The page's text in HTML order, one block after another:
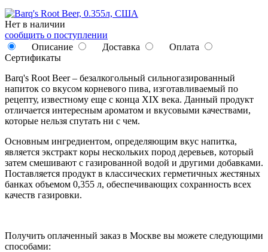
Нет в наличии
сообщить о поступлении
Описание
Доставка
Оплата
Сертификаты
Barq's Root Beer – безалкогольный сильногазированный
напиток со вкусом корневого пива, изготавливаемый по
рецепту, известному еще с конца XIX века. Данный продукт
отличается интересным ароматом и вкусовыми качествами,
которые нельзя спутать ни с чем.
Основным ингредиентом, определяющим вкус напитка,
является экстракт коры нескольких пород деревьев, который
затем смешивают с газированной водой и другими добавками.
Поставляется продукт в классических герметичных жестяных
банках объемом 0,355 л, обеспечивающих сохранность всех
качеств газировки.
Получить оплаченный заказ в Москве вы можете следующими
способами: